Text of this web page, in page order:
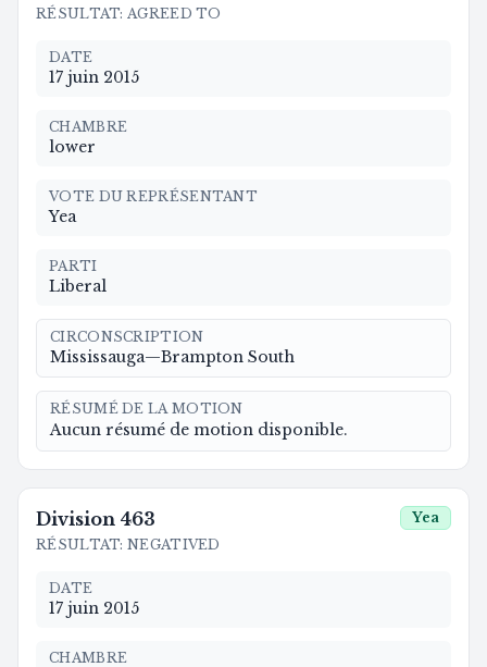
RÉSULTAT: AGREED TO
DATE
17 juin 2015
CHAMBRE
lower
VOTE DU REPRÉSENTANT
Yea
PARTI
Liberal
CIRCONSCRIPTION
Mississauga—Brampton South
RÉSUMÉ DE LA MOTION
Aucun résumé de motion disponible.
Division 463
RÉSULTAT: NEGATIVED
Yea
DATE
17 juin 2015
CHAMBRE